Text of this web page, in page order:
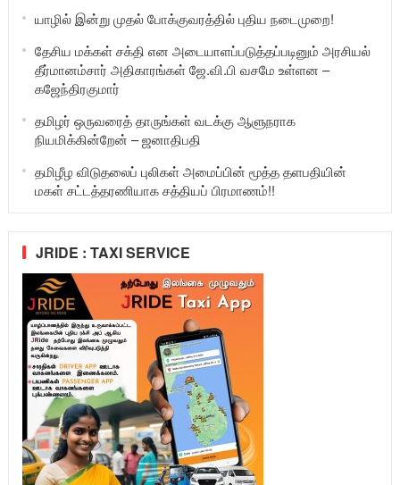
யாழில் இன்று முதல் போக்குவரத்தில் புதிய நடைமுறை!
தேசிய மக்கள் சக்தி என அடையாளப்படுத்தப்படினும் அரசியல்
தீர்மானம்சார் அதிகாரங்கள் ஜே.வி.பி வசமே உள்ளன –
கஜேந்திரகுமார்
தமிழர் ஒருவரைத் தாருங்கள் வடக்கு ஆளுநராக
நியமிக்கின்றேன் – ஜனாதிபதி
தமிழீழ விடுதலைப் புலிகள் அமைப்பின் மூத்த தளபதியின்
மகள் சட்டத்தரணியாக சத்தியப் பிரமாணம்!!
JRIDE : TAXI SERVICE